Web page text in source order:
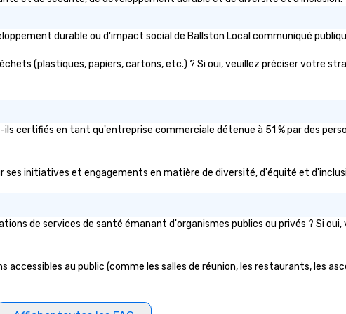
farmers and their hard-
durable ou d'impact social de Ballston Local communiqué
(plastiques, papiers, cartons, etc.) ? Si oui, veuillez préciser votre
certifiés en tant qu'entreprise commerciale détenue à 51 % par des
ses initiatives et engagements en matière de diversité, d'équité et
de services de santé émanant d'organismes publics ou privés ? Si
au public (comme les salles de réunion, les restaurants, les